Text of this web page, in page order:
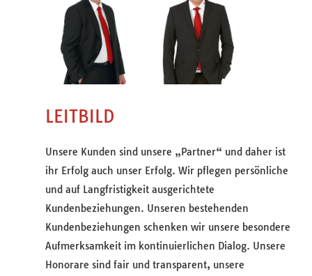
LEITBILD
Unsere Kunden sind unsere „Partner“ und daher ist
ihr Erfolg auch unser Erfolg. Wir pflegen persönliche
und auf Langfristigkeit ausgerichtete
Kundenbeziehungen. Unseren bestehenden
Kundenbeziehungen schenken wir unsere besondere
Aufmerksamkeit im kontinuierlichen Dialog. Unsere
Honorare sind fair und transparent, unsere